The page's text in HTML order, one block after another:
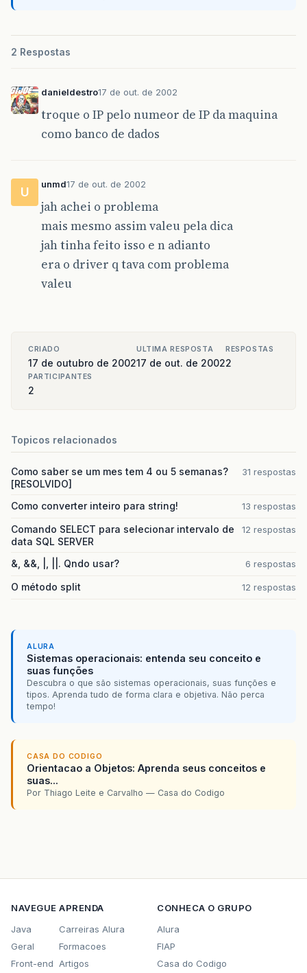
2 Respostas
danieldestro17 de out. de 2002
troque o IP pelo numeor de IP da maquina
como banco de dados
U
unmd17 de out. de 2002
jah achei o problema
mais mesmo assim valeu pela dica
jah tinha feito isso e n adianto
era o driver q tava com problema
valeu
CRIADO
17 de outubro de 2002
ULTIMA RESPOSTA
17 de out. de 2002
RESPOSTAS
2
PARTICIPANTES
2
Topicos relacionados
Como saber se um mes tem 4 ou 5 semanas?
[RESOLVIDO]
31 respostas
Como converter inteiro para string! 13 respostas
Comando SELECT para selecionar intervalo de
data SQL SERVER
12 respostas
&, &&, |, ||. Qndo usar? 6 respostas
O método split 12 respostas
ALURA
Sistemas operacionais: entenda seu conceito e
suas funções
Descubra o que são sistemas operacionais, suas funções e
tipos. Aprenda tudo de forma clara e objetiva. Não perca
tempo!
CASA DO CODIGO
Orientacao a Objetos: Aprenda seus conceitos e
suas...
Por Thiago Leite e Carvalho — Casa do Codigo
NAVEGUE
Java
Geral
Front-end
APRENDA
Carreiras Alura
Formacoes
Artigos
CONHECA O GRUPO
Alura
FIAP
Casa do Codigo